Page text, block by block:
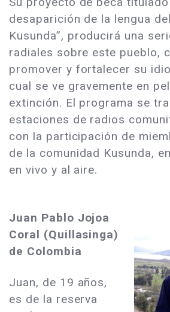
desaparición de la lengua
Kusunda”, producirá una
radiales sobre este pueblo,
promover y fortalecer su
cual se ve gravemente en
extinción. El programa se
estaciones de radios
con la participación de
de la comunidad Kusunda,
en vivo y al aire.
Juan Pablo Jojoa
Coral (Quillasinga)
de Colombia
Juan, de 19 años,
es de la reserva